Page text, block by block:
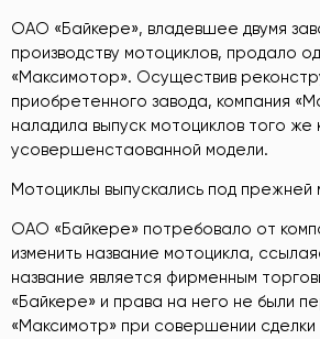
ОАО «Байкере», владевшее двумя
производству мотоциклов, продало
«Максимотор». Осуществив
приобретенного завода, компания
наладила выпуск мотоциклов того же
усовершенстаованной модели.
Мотоциклы выпускались под прежней
ОАО «Байкере» потребовало от
изменить название мотоцикла,
название является фирменным
«Байкере» и права на него не были
«Максимотр» при совершении